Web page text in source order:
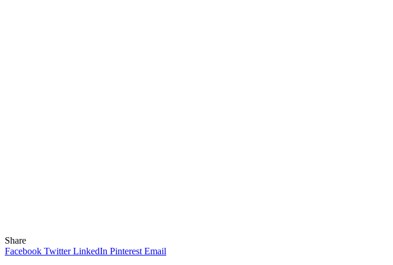
Share
Facebook Twitter LinkedIn Pinterest Email